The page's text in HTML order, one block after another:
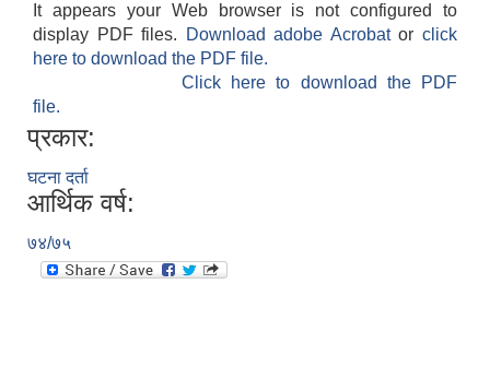
It appears your Web browser is not configured to
display PDF files.
Download adobe Acrobatorclick
here to download the PDF file.
Click here to download the PDF
file.
प्रकार:
घटना दर्ता
आर्थिक वर्ष:
७४/७५